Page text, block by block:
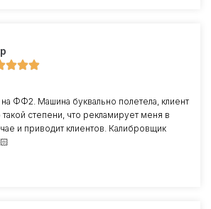
ФФ2. Машина буквально полетела, клиент
степени, что рекламирует меня в
и приводит клиентов. Калибровщик